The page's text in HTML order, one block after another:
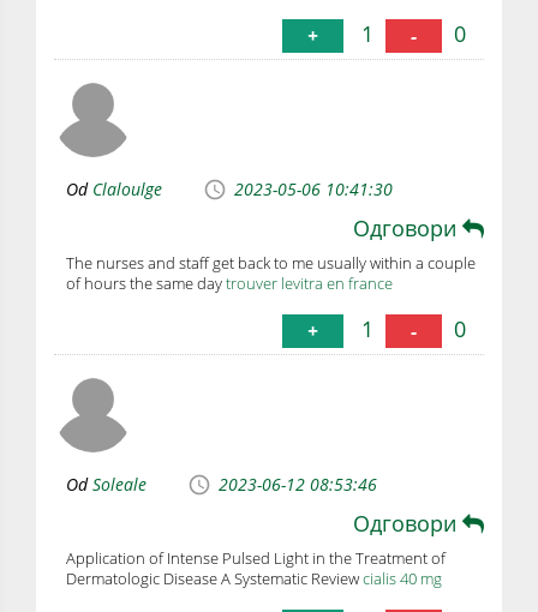
+ 1 - 0
Od Claloulge 2023-05-06 10:41:30
Одговори
The nurses and staff get back to me usually within a couple
of hours the same daytrouver levitra en france
+ 1 - 0
OdSoleale 2023-06-12 08:53:46
Одговори
Application of Intense Pulsed Light in the Treatment of
Dermatologic Disease A Systematic Reviewcialis 40 mg